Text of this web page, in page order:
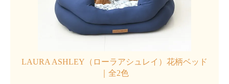
LAURA ASHLEY（ローラアシュレイ）花柄ベッド
｜全2色